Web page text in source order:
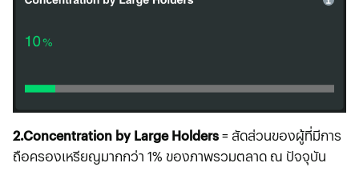
2.Concentration by Large Holders= สัดส่วนของผู้ที่มีการ
ถือครองเหรียญมากกว่า 1% ของภาพรวมตลาด ณ ปัจจุบัน